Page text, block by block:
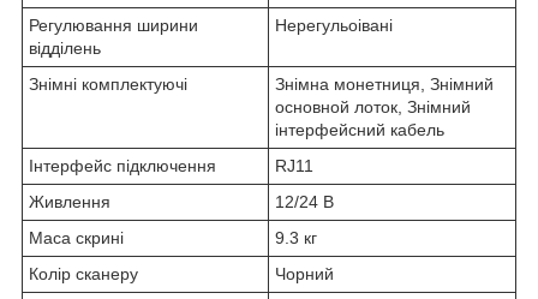
Регулювання ширини
відділень
Нерегульоівані
Знімні комплектуючі
Знімна монетниця, Знімний
основной лоток, Знімний
інтерфейсний кабель
Інтерфейс підключення
RJ11
Живлення
12/24 В
Маса скрині
9.3 кг
Колір сканеру
Чорний